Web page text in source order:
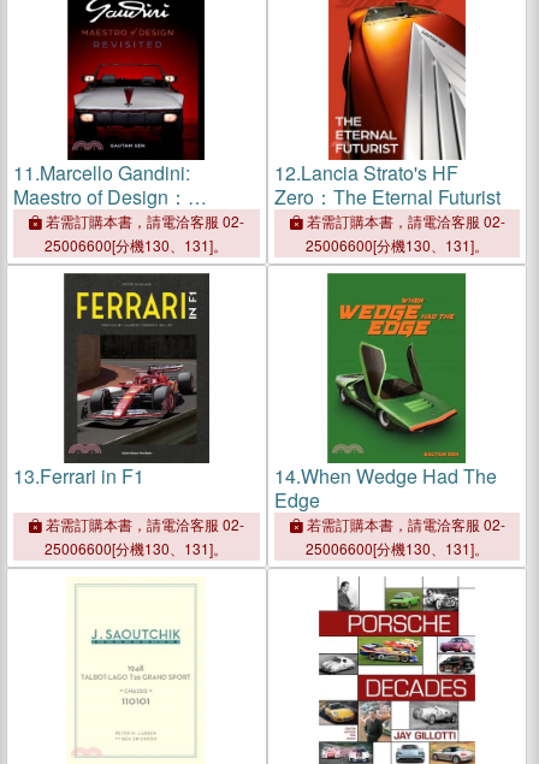
11.Marcello Gandini:
Maestro of Design：
Revisited
若需訂購本書，請電洽客服 02-
25006600[分機130、131]。
12.Lancia Strato's HF
Zero：The Eternal Futurist
若需訂購本書，請電洽客服 02-
25006600[分機130、131]。
13.Ferrari in F1
若需訂購本書，請電洽客服 02-
25006600[分機130、131]。
14.When Wedge Had The
Edge
若需訂購本書，請電洽客服 02-
25006600[分機130、131]。